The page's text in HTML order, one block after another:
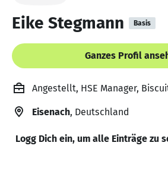
Eike Stegmann Basis
Ganzes Profil
Angestellt, HSE Manager,
Eisenach, Deutschland
Logg Dich ein, um alle Einträge zu